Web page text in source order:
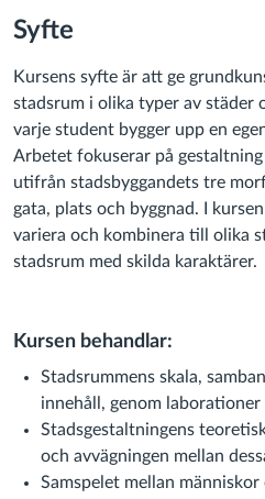
Syfte
Kursens syfte är att ge
stadsrum i olika typer av städer
varje student bygger upp en
Arbetet fokuserar på
utifrån stadsbyggandets tre
gata, plats och byggnad. I
variera och kombinera till olika
stadsrum med skilda karaktärer.
Kursen behandlar:
Stadsrummens skala,
innehåll, genom laborationer
Stadsgestaltningens
och avvägningen mellan
Samspelet mellan